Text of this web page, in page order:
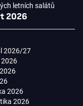
letních salátů
2026
2026/27
2026
2026
2026